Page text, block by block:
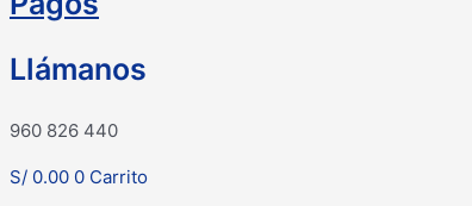
Llámanos
960 826 440
S/ 0.00 0 Carrito